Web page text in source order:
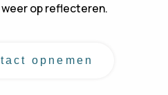
op reflecteren.
opnemen